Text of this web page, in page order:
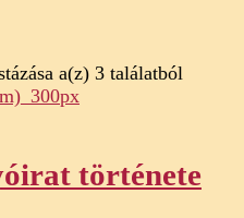
a(z) 3 találatból
története